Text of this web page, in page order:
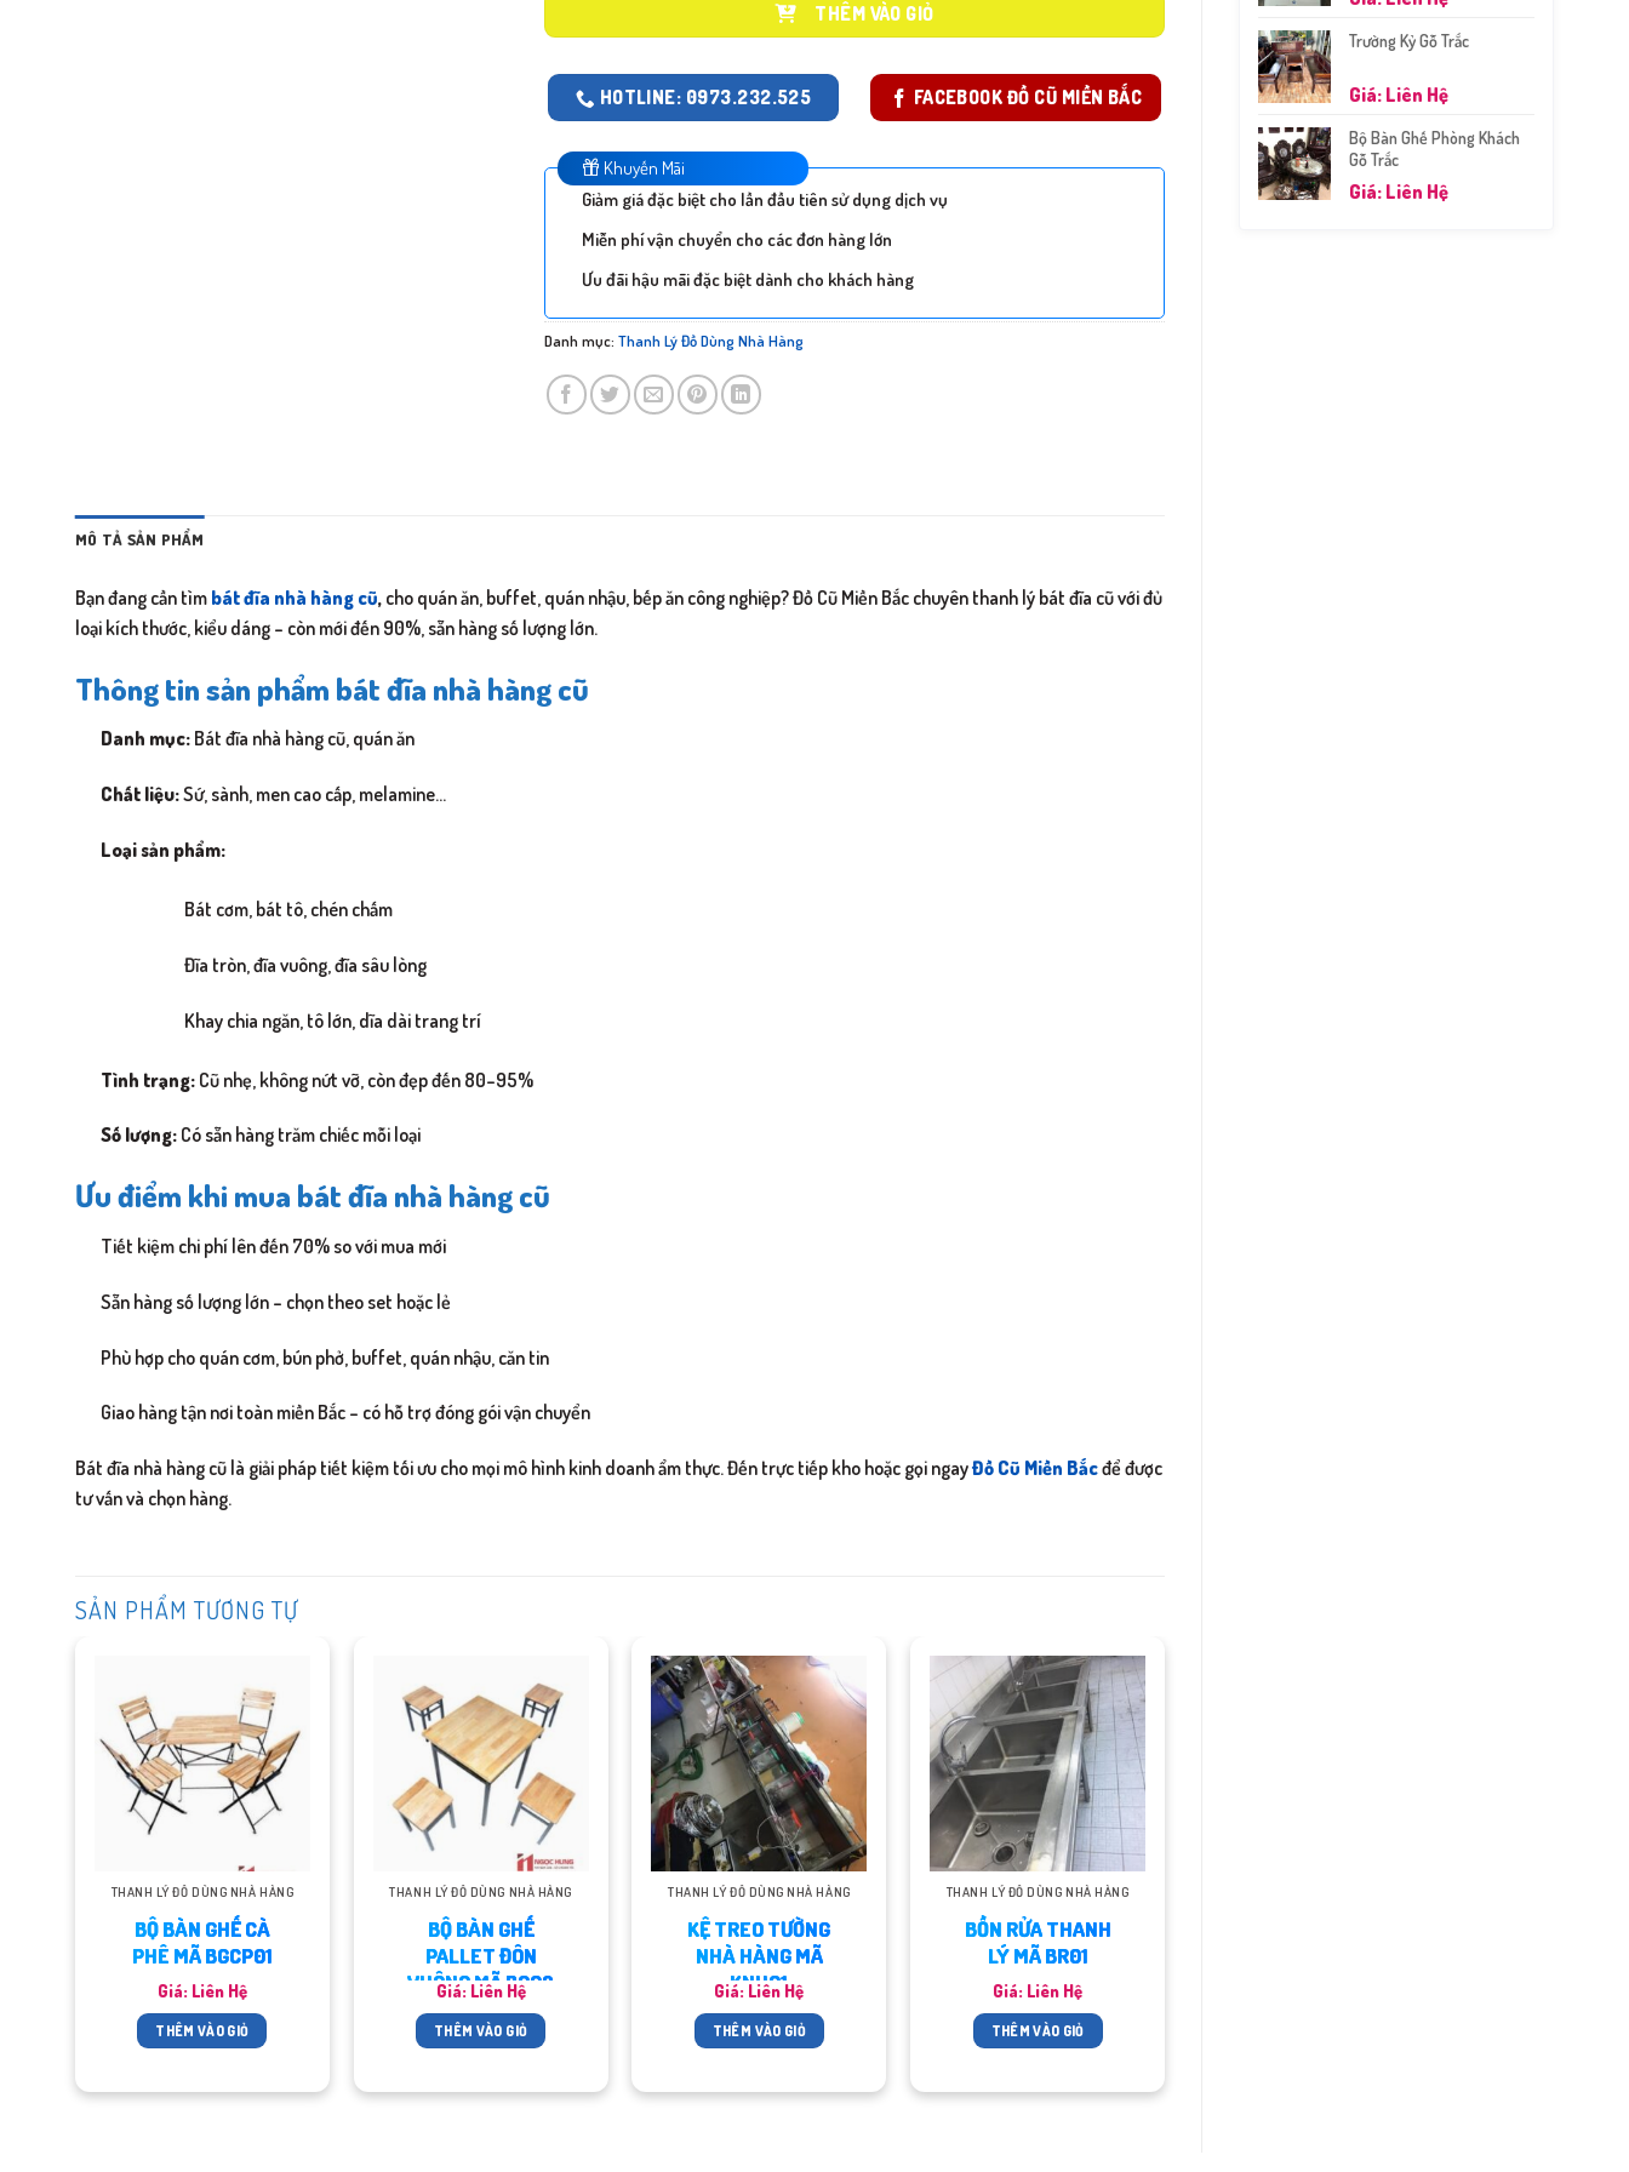
Trường Kỷ Gỗ Trắc
Giá: Liên Hệ
Bộ Bàn Ghế Phòng Khách
Gỗ Trắc
Giá: Liên Hệ
THÊM VÀO GIỎ
HOTLINE: 0973.232.525 FACEBOOK ĐỒ CŨ MIỀN BẮC
Khuyến Mãi
Giảm giá đặc biệt cho lần đầu tiên sử dụng dịch vụ
Miễn phí vận chuyển cho các đơn hàng lớn
Ưu đãi hậu mãi đặc biệt dành cho khách hàng
Danh mục:Thanh Lý Đồ Dùng Nhà Hàng
MÔ TẢ SẢN PHẨM
Bạn đang cần tìm bát đĩa nhà hàng cũ, cho quán ăn, buffet, quán nhậu, bếp ăn công nghiệp? Đồ Cũ Miền Bắc chuyên thanh lý bát đĩa cũ với đủ
loại kích thước, kiểu dáng – còn mới đến 90%, sẵn hàng số lượng lớn.
Thông tin sản phẩm bát đĩa nhà hàng cũ
Danh mục:Bát đĩa nhà hàng cũ, quán ăn
Chất liệu:Sứ, sành, men cao cấp, melamine…
Loại sản phẩm:
Bát cơm, bát tô, chén chấm
Đĩa tròn, đĩa vuông, đĩa sâu lòng
Khay chia ngăn, tô lớn, dĩa dài trang trí
Tình trạng:Cũ nhẹ, không nứt vỡ, còn đẹp đến 80–95%
Số lượng:Có sẵn hàng trăm chiếc mỗi loại
Ưu điểm khi mua bát đĩa nhà hàng cũ
Tiết kiệm chi phí lên đến 70% so với mua mới
Sẵn hàng số lượng lớn – chọn theo set hoặc lẻ
Phù hợp cho quán cơm, bún phở, buffet, quán nhậu, căn tin
Giao hàng tận nơi toàn miền Bắc – có hỗ trợ đóng gói vận chuyển
Bát đĩa nhà hàng cũ là giải pháp tiết kiệm tối ưu cho mọi mô hình kinh doanh ẩm thực. Đến trực tiếp kho hoặc gọi ngayĐồ Cũ Miền Bắcđể được
tư vấn và chọn hàng.
SẢN PHẨM TƯƠNG TỰ
THANH LÝ ĐỒ DÙNG NHÀ HÀNG
BỘ BÀN GHẾ CÀ
PHÊ MÃ BGCP01
Giá: Liên Hệ
THÊM VÀO GIỎ
THANH LÝ ĐỒ DÙNG NHÀ HÀNG
BỘ BÀN GHẾ
PALLET ĐÔN
VUÔNG MÃ BG02
Giá: Liên Hệ
THÊM VÀO GIỎ
THANH LÝ ĐỒ DÙNG NHÀ HÀNG
KỆ TREO TƯỜNG
NHÀ HÀNG MÃ
KNH01
Giá: Liên Hệ
THÊM VÀO GIỎ
THANH LÝ ĐỒ DÙNG NHÀ HÀNG
BỒN RỬA THANH
LÝ MÃ BR01
Giá: Liên Hệ
THÊM VÀO GIỎ